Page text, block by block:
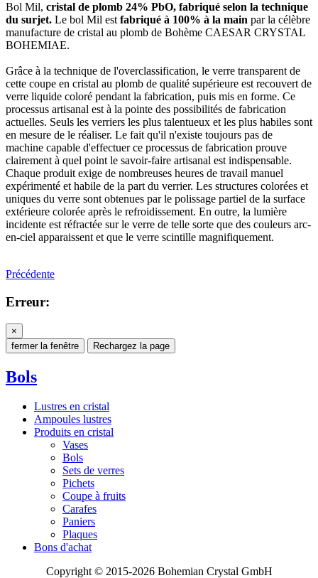
Bol Mil, cristal de plomb 24% PbO, fabriqué selon la technique
du surjet. Le bol Mil est fabriqué à 100% à la main par la célèbre
manufacture de cristal au plomb de Bohème CAESAR CRYSTAL
BOHEMIAE.
Grâce à la technique de l'overclassification, le verre transparent de
cette coupe en cristal au plomb de qualité supérieure est recouvert de
verre liquide coloré pendant la fabrication, puis mis en forme. Ce
processus artisanal est à la pointe des possibilités de fabrication
actuelles. Seuls les verriers les plus talentueux et les plus habiles sont
en mesure de le réaliser. Le fait qu'il n'existe toujours pas de
machine capable d'effectuer ce processus de fabrication prouve
clairement à quel point le savoir-faire artisanal est indispensable.
Chaque produit exige de nombreuses heures de travail manuel
expérimenté et habile de la part du verrier. Les structures colorées et
uniques du verre sont obtenues par le polissage partiel de la surface
extérieure colorée après le refroidissement. En outre, la lumière
incidente est réfractée sur le verre de telle sorte que des couleurs arc-
en-ciel apparaissent et que le verre scintille magnifiquement.
Précédente
Erreur:
×
fermer la fenêtre
Rechargez la page
Bols
Lustres en cristal
Ampoules lustres
Produits en cristal
Vases
Bols
Sets de verres
Pichets
Coupe à fruits
Carafes
Paniers
Plaques
Bons d'achat
Copyright © 2015-2026 Bohemian Crystal GmbH